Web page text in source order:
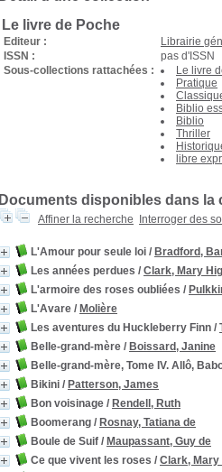
Le livre de Poche
Editeur :
Librairie
ISSN :
pas d'ISSN
Sous-collections rattachées :
Le livre
Pratique
Biblio
Biblio
Thriller
libre
Documents disponibles dans la
Affiner la recherche Interroger des
L'Amour pour seule loi / Bradford,
Les années perdues / Clark, Mary
L'armoire des roses oubliées /
L'Avare / Molière
Les aventures du Huckleberry Finn /
Belle-grand-mère / Boissard, Janine
Belle-grand-mère, Tome IV. Allô,
Bikini / Patterson, James
Bon voisinage / Rendell, Ruth
Boomerang / Rosnay, Tatiana de
Boule de Suif / Maupassant, Guy de
Ce que vivent les roses / Clark, Mary